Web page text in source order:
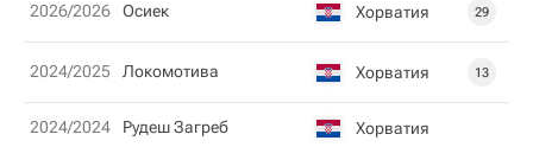
2026/2026 Осиек Хорватия 29
2024/2025 Локомотива Хорватия 13
2024/2024 Рудеш Загреб Хорватия